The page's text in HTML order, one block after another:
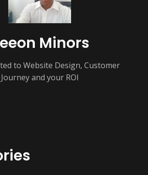
Minors
to Website Design, Customer
Journey and your ROI